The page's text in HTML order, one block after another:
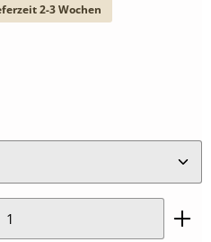
2-3 Wochen
gewünschten Wert ein